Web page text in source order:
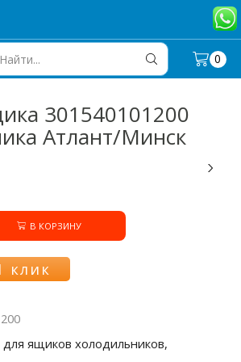
INPUT
0
301540101200
Атлант/Минск
В КОРЗИНУ
клик
для ящиков холодильников,